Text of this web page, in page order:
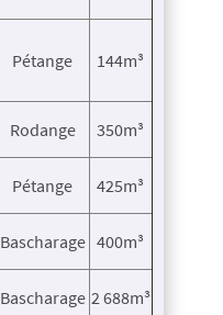
Pétange 144m³
Rodange 350m³
Pétange 425m³
Bascharage 400m³
Bascharage 2 688m³